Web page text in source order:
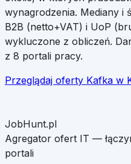
wynagrodzenia. Mediany i
B2B (netto+VAT) i UoP
wykluczone z obliczeń.
z 8 portali pracy.
Przeglądaj oferty Kafka w
JobHunt.pl
Agregator ofert IT —
portali